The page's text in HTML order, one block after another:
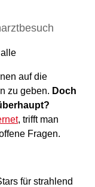
auf die
zu geben. Doch
, trifft man
Fragen.
für strahlend